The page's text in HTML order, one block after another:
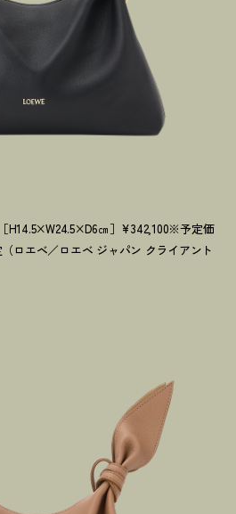
H14.5×W24.5×D6㎝］¥342,100※予定価
ロエベ／ロエベ ジャパン クライアント